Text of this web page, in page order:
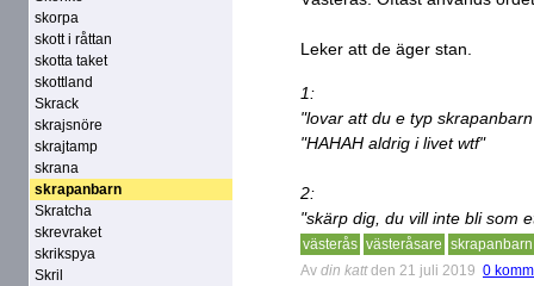
skorpa
skott i råttan
skotta taket
skottland
Skrack
skrajsnöre
skrajtamp
skrana
skrapanbarn
Skratcha
skrevraket
skrikspya
Skril
Leker att de äger stan.
1:
"lovar att du e typ
"HAHAH aldrig i livet wtf"
2:
"skärp dig, du vill inte bli som
västerås västeråsare skrapanbarn
Av din katt den 21 juli 2019 0